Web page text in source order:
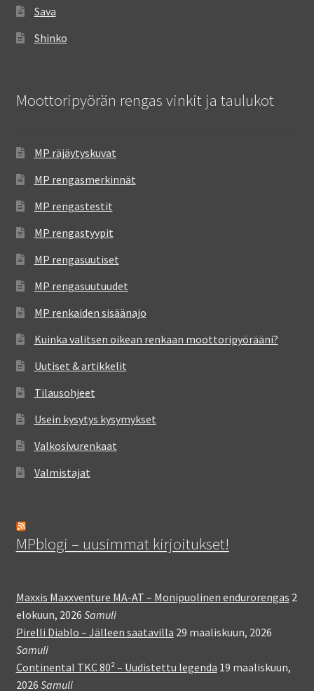
Sava
Shinko
Moottoripyörän rengas vinkit ja taulukot
MP räjäytyskuvat
MP rengasmerkinnät
MP rengastestit
MP rengastyypit
MP rengasuutiset
MP rengasuutuudet
MP renkaiden sisäänajo
Kuinka valitsen oikean renkaan moottoripyörääni?
Uutiset & artikkelit
Tilausohjeet
Usein kysytys kysymykset
Valkosivurenkaat
Valmistajat
MPblogi – uusimmat kirjoitukset!
Maxxis Maxxventure MA-AT – Monipuolinen endurorengas 2
elokuun, 2026 Samuli
Pirelli Diablo – Jälleen saatavilla 29 maaliskuun, 2026
Samuli
Continental TKC 80² – Uudistettu legenda 19 maaliskuun,
2026 Samuli